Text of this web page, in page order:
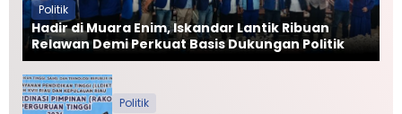
Politik
Hadir di Muara Enim, Iskandar Lantik Ribuan
Relawan Demi Perkuat Basis Dukungan Politik
Politik